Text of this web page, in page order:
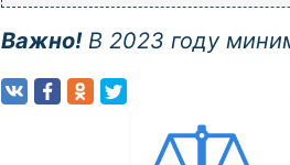
Важно!В 2023 году